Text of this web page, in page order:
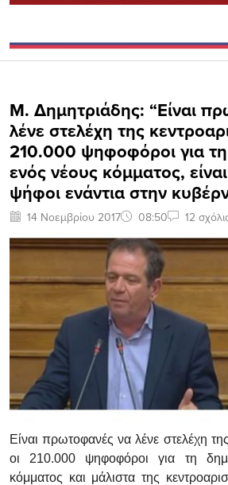
Μ. Δημητριάδης: “Είναι
λένε στελέχη της
210.000 ψηφοφόροι για
ενός νέους κόμματος,
ψήφοι ενάντια στην
14 Νοεμβρίου 2017 08:50 12
Είναι πρωτοφανές να λένε στελέχη
οι 210.000 ψηφοφόροι για τη
κόμματος και μάλιστα της